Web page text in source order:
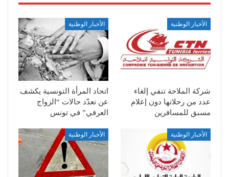
الأخبار الوطنية
شركة الملاحة تنفي إلغاء
عدد من رحلاتها دون إعلام
مسبق للمسافرين
الأخبار الوطنية
اتحاد المرأة التونسية يكشف
عن تعدّد حالات “الزواج
العرفي” في تونس
الأخبار الوطنية الأخبار الوطنية